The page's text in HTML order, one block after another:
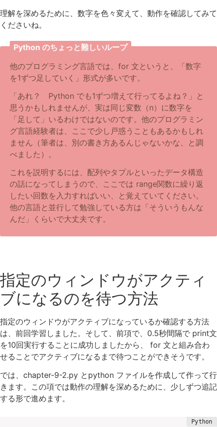
理解を深めるために、数字を色々変えて、動作を確認してみて
くださいね。
Python のちょっと難しいループ
他のプログラミング言語では、for 文というと、「数字
を1ずつ足していく」形式が多いです。
「あれ？ Python でも1ずつ増えて行ってるよね？」と
思うかもしれませんが、実は同じ変数（n）に数字を
「足して」いるわけではないのです。他のプログラミン
グ言語経験者は、ここで少し戸惑うこともあるかもしれ
ません（筆者は、別の書き方あるんじゃないかな、と調
べました）。
これを説明するには、配列やタプルといったデータ構造
の話になってしまうので、ここでは range関数に繰り返
したい回数を入力すればいい、と覚えていてください。
他の言語と並行して勉強している方は「そういうもんな
んだ」くらいで大丈夫です。
指定のウィンドウがアクティ
ブになるのを待つ方法
指定のウィンドウがアクティブになっているか確認する方法
は、前回学習しました。そして、前項で、0.5秒間隔で print文
を10回実行することに成功しましたから、 for 文と組み合わ
せることでアクティブになるまで待つことができそうです。
では、chapter-9-2.py とpython ファイルを作成して作って行
きます。この項では動作の理解を深めるために、少しずつ追記
する形で進めます。